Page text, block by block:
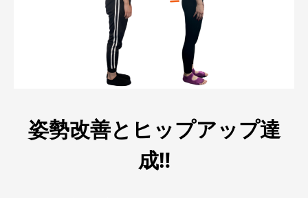
姿勢改善とヒップアップ達
成‼︎